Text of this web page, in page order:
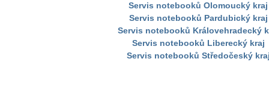
Servis notebooků Olomoucký kraj
Servis notebooků Pardubický kraj
Servis notebooků Královehradecký
Servis notebooků Liberecký kraj
Servis notebooků Středočeský